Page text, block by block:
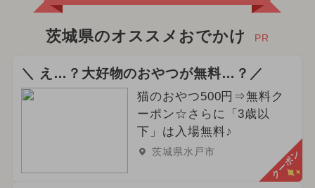
茨城県のオススメおでかけ PR
＼ え…？大好物のおやつが無料…？／
猫のおやつ500円⇒無料ク
ーポン☆さらに「3歳以
下」は入場無料♪
茨城県水戸市 クーポン